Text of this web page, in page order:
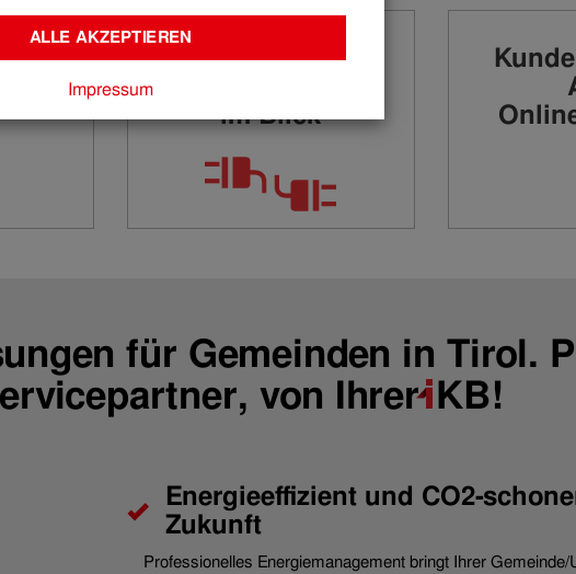
Alle An- &
im Blick
für Gemeinden in Tirol.
von IhreriKB!
Energieeffizient und CO2-
Zukunft
Professionelles Energiemanagement bringt Ihrer Gemeinde/
ALLE AKZEPTIEREN
Impressum